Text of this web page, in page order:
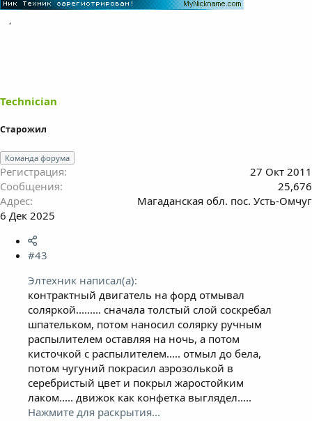
Technician
Старожил
Команда форума
Регистрация
27 Окт 2011
Сообщения
25,676
Адрес
Магаданская обл. пос. Усть-Омчуг
6 Дек 2025
#43
Элтехник написал(а):
контрактный двигатель на форд отмывал
соляркой......... сначала толстый слой соскребал
шпательком, потом наносил солярку ручным
распылителем оставляя на ночь, а потом
кисточкой с распылителем..... отмыл до бела,
потом чугуний покрасил аэрозолькой в
серебристый цвет и покрыл жаростойким
лаком..... движок как конфетка выглядел.....
Нажмите для раскрытия...